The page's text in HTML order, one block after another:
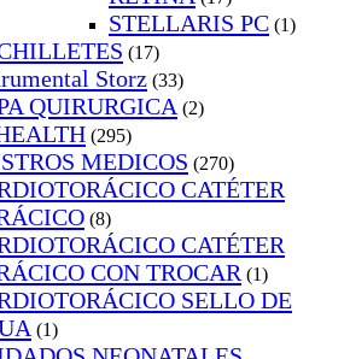
STELLARIS PC (1)
(17)
Storz (33)
QUIRURGICA (2)
(295)
MEDICOS (270)
CATÉTER
(8)
CATÉTER
CON TROCAR (1)
SELLO DE
(1)